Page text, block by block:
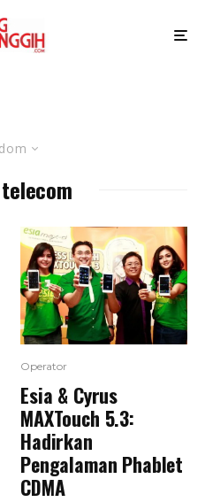
Operator
Esia & Cyrus
MAXTouch 5.3:
Hadirkan
Pengalaman Phablet
CDMA